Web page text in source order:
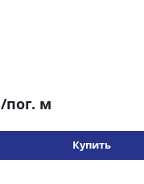
/пог. м
Купить